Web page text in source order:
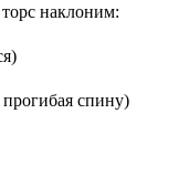
наклоним:
спину)